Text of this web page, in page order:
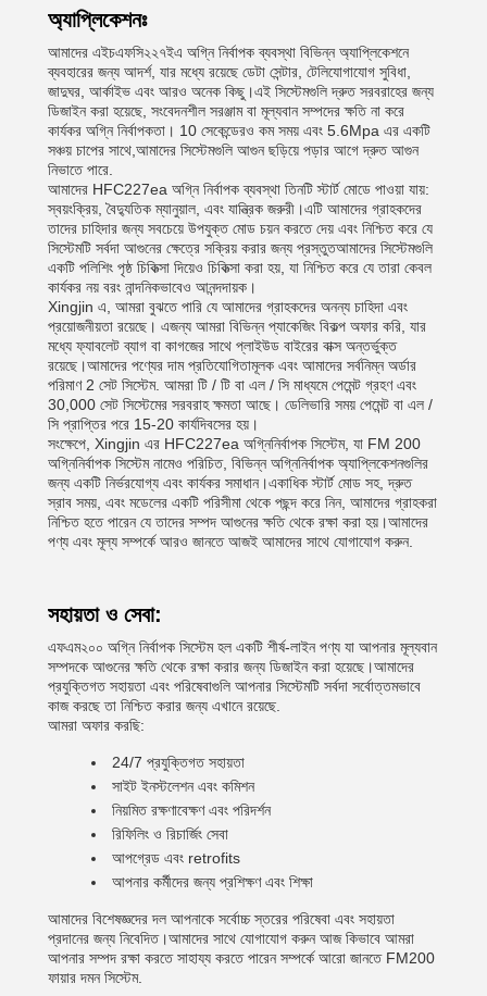
অ্যাপ্লিকেশনঃ
আমাদের এইচএফসি২২৭ইএ অগ্নি নির্বাপক ব্যবস্থা বিভিন্ন অ্যাপ্লিকেশনে
ব্যবহারের জন্য আদর্শ, যার মধ্যে রয়েছে ডেটা সেন্টার, টেলিযোগাযোগ সুবিধা,
জাদুঘর, আর্কাইভ এবং আরও অনেক কিছু।এই সিস্টেমগুলি দ্রুত সরবরাহের জন্য
ডিজাইন করা হয়েছে, সংবেদনশীল সরঞ্জাম বা মূল্যবান সম্পদের ক্ষতি না করে
কার্যকর অগ্নি নির্বাপকতা। 10 সেকেন্ডেরও কম সময় এবং 5.6Mpa এর একটি
সঞ্চয় চাপের সাথে,আমাদের সিস্টেমগুলি আগুন ছড়িয়ে পড়ার আগে দ্রুত আগুন
নিভাতে পারে.
আমাদের HFC227ea অগ্নি নির্বাপক ব্যবস্থা তিনটি স্টার্ট মোডে পাওয়া যায়:
স্বয়ংক্রিয়, বৈদ্যুতিক ম্যানুয়াল, এবং যান্ত্রিক জরুরী।এটি আমাদের গ্রাহকদের
তাদের চাহিদার জন্য সবচেয়ে উপযুক্ত মোড চয়ন করতে দেয় এবং নিশ্চিত করে যে
সিস্টেমটি সর্বদা আগুনের ক্ষেত্রে সক্রিয় করার জন্য প্রস্তুতআমাদের সিস্টেমগুলি
একটি পলিশিং পৃষ্ঠ চিকিত্সা দিয়েও চিকিত্সা করা হয়, যা নিশ্চিত করে যে তারা কেবল
কার্যকর নয় বরং নান্দনিকভাবেও আনন্দদায়ক।
Xingjin এ, আমরা বুঝতে পারি যে আমাদের গ্রাহকদের অনন্য চাহিদা এবং
প্রয়োজনীয়তা রয়েছে। এজন্য আমরা বিভিন্ন প্যাকেজিং বিকল্প অফার করি, যার
মধ্যে ফ্যাবলেট ব্যাগ বা কাগজের সাথে প্লাইউড বাইরের বাক্স অন্তর্ভুক্ত
রয়েছে।আমাদের পণ্যের দাম প্রতিযোগিতামূলক এবং আমাদের সর্বনিম্ন অর্ডার
পরিমাণ 2 সেট সিস্টেম. আমরা টি / টি বা এল / সি মাধ্যমে পেমেন্ট গ্রহণ এবং
30,000 সেট সিস্টেমের সরবরাহ ক্ষমতা আছে। ডেলিভারি সময় পেমেন্ট বা এল /
সি প্রাপ্তির পরে 15-20 কার্যদিবসের হয়।
সংক্ষেপে, Xingjin এর HFC227ea অগ্নিনির্বাপক সিস্টেম, যা FM 200
অগ্নিনির্বাপক সিস্টেম নামেও পরিচিত, বিভিন্ন অগ্নিনির্বাপক অ্যাপ্লিকেশনগুলির
জন্য একটি নির্ভরযোগ্য এবং কার্যকর সমাধান।একাধিক স্টার্ট মোড সহ, দ্রুত
স্রাব সময়, এবং মডেলের একটি পরিসীমা থেকে পছন্দ করে নিন, আমাদের গ্রাহকরা
নিশ্চিত হতে পারেন যে তাদের সম্পদ আগুনের ক্ষতি থেকে রক্ষা করা হয়।আমাদের
পণ্য এবং মূল্য সম্পর্কে আরও জানতে আজই আমাদের সাথে যোগাযোগ করুন.
সহায়তা ও সেবা:
এফএম২০০ অগ্নি নির্বাপক সিস্টেম হল একটি শীর্ষ-লাইন পণ্য যা আপনার মূল্যবান
সম্পদকে আগুনের ক্ষতি থেকে রক্ষা করার জন্য ডিজাইন করা হয়েছে।আমাদের
প্রযুক্তিগত সহায়তা এবং পরিষেবাগুলি আপনার সিস্টেমটি সর্বদা সর্বোত্তমভাবে
কাজ করছে তা নিশ্চিত করার জন্য এখানে রয়েছে.
আমরা অফার করছি:
24/7 প্রযুক্তিগত সহায়তা
সাইট ইনস্টলেশন এবং কমিশন
নিয়মিত রক্ষণাবেক্ষণ এবং পরিদর্শন
রিফিলিং ও রিচার্জিং সেবা
আপগ্রেড এবং retrofits
আপনার কর্মীদের জন্য প্রশিক্ষণ এবং শিক্ষা
আমাদের বিশেষজ্ঞদের দল আপনাকে সর্বোচ্চ স্তরের পরিষেবা এবং সহায়তা
প্রদানের জন্য নিবেদিত।আমাদের সাথে যোগাযোগ করুন আজ কিভাবে আমরা
আপনার সম্পদ রক্ষা করতে সাহায্য করতে পারেন সম্পর্কে আরো জানতে FM200
ফায়ার দমন সিস্টেম.